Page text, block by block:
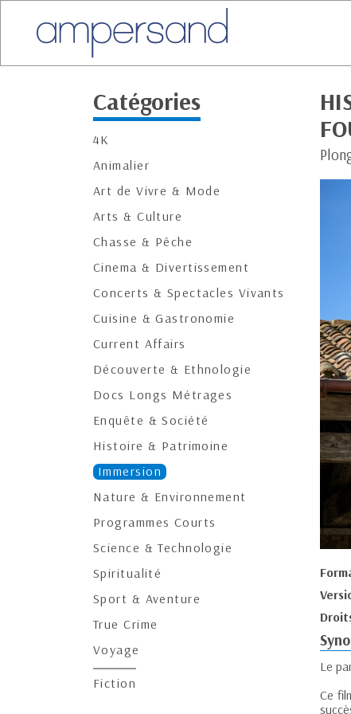
Catégories
4K
Animalier
Art de Vivre & Mode
Arts & Culture
Chasse & Pêche
Cinema & Divertissement
Concerts & Spectacles Vivants
Cuisine & Gastronomie
Current Affairs
Découverte & Ethnologie
Docs Longs Métrages
Enquête & Société
Histoire & Patrimoine
Immersion
Nature & Environnement
Programmes Courts
Science & Technologie
Spiritualité
Sport & Aventure
True Crime
Voyage
Fiction
Le
Ce